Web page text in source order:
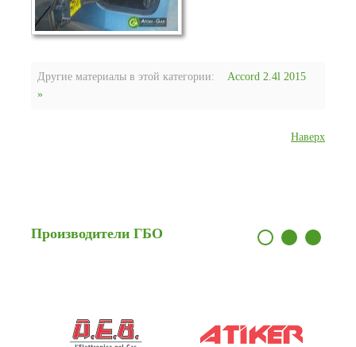
Другие материалы в этой категории:
Accord 2.4l 2015
»
Наверх
Производители ГБО